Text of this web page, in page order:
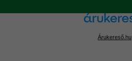
Árukereső.hu